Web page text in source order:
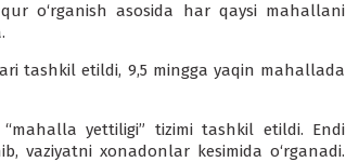
o‘rganish asosida har qaysi mahallani
tashkil etildi, 9,5 mingga yaqin mahallada
yettiligi” tizimi tashkil etildi. Endi
vaziyatni xonadonlar kesimida o‘rganadi.